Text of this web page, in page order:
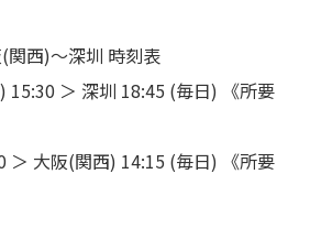
西)〜深圳 時刻表
15:30 ＞ 深圳 18:45 (毎日) 《所要
＞ 大阪(関西) 14:15 (毎日) 《所要